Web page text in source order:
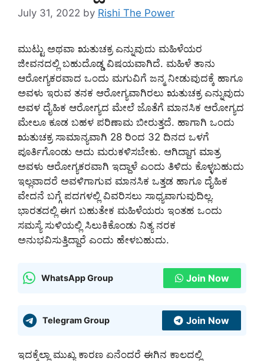
July 31, 2022 by Rishi The Power
ಮುಟ್ಟು ಅಥವಾ ಋತುಚಕ್ರ ಎನ್ನುವುದು ಮಹಿಳೆಯರ
ಜೀವನದಲ್ಲಿ ಬಹುದೊಡ್ಡ ವಿಷಯವಾಗಿದೆ. ಮಹಿಳೆ ತಾನು
ಆರೋಗ್ಯಕರವಾದ ಒಂದು ಮಗುವಿಗೆ ಜನ್ಮ ನೀಡುವುದಕ್ಕೆ ಹಾಗೂ
ಅವಳು ಇರುವ ತನಕ ಆರೋಗ್ಯವಾಗಿರಲು ಋತುಚಕ್ರ ಎನ್ನುವುದು
ಅವಳ ದೈಹಿಕ ಆರೋಗ್ಯದ ಮೇಲೆ ಜೊತೆಗೆ ಮಾನಸಿಕ ಆರೋಗ್ಯದ
ಮೇಲೂ ಕೂಡ ಬಹಳ ಪರಿಣಾಮ ಬೀರುತ್ತದೆ. ಹಾಗಾಗಿ ಒಂದು
ಋತುಚಕ್ರ ಸಾಮಾನ್ಯವಾಗಿ 28 ರಿಂದ 32 ದಿನದ ಒಳಗೆ
ಪೂರ್ತಿಗೊಂಡು ಅದು ಮರುಕಳಿಸಬೇಕು. ಆಗಿದ್ದಾಗ ಮಾತ್ರ
ಅವಳು ಆರೋಗ್ಯಕರವಾಗಿ ಇದ್ದಾಳೆ ಎಂದು ತಿಳಿದು ಕೊಳ್ಳಬಹುದು
ಇಲ್ಲವಾದರೆ ಅವಳಿಗಾಗುವ ಮಾನಸಿಕ ಒತ್ತಡ ಹಾಗೂ ದೈಹಿಕ
ವೇದನೆ ಬಗ್ಗೆ ಪದಗಳಲ್ಲಿ ವಿವರಿಸಲು ಸಾಧ್ಯವಾಗುವುದಿಲ್ಲ.
ಭಾರತದಲ್ಲಿ ಈಗ ಬಹುತೇಕ ಮಹಿಳೆಯರು ಇಂತಹ ಒಂದು
ಸಮಸ್ಯೆ ಸುಳಿಯಲ್ಲಿ ಸಿಲುಕಿಕೊಂಡು ನಿತ್ಯ ನರಕ
ಅನುಭವಿಸುತ್ತಿದ್ದಾರೆ ಎಂದು ಹೇಳಬಹುದು.
WhatsApp Group Join Now
Telegram Group Join Now
ಇದಕ್ಕೆಲ್ಲಾ ಮುಖ್ಯ ಕಾರಣ ಏನೆಂದರೆ ಈಗಿನ ಕಾಲದಲ್ಲಿ